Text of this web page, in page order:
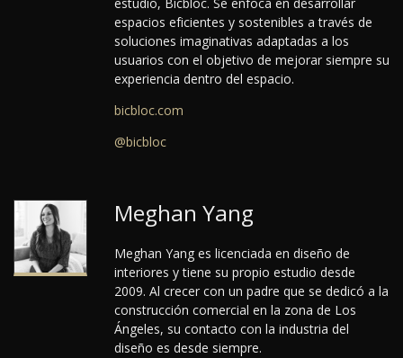
estudio, Bicbloc. Se enfoca en desarrollar
espacios eficientes y sostenibles a través de
soluciones imaginativas adaptadas a los
usuarios con el objetivo de mejorar siempre su
experiencia dentro del espacio.
bicbloc.com
@bicbloc
Meghan Yang
Meghan Yang es licenciada en diseño de
interiores y tiene su propio estudio desde
2009. Al crecer con un padre que se dedicó a la
construcción comercial en la zona de Los
Ángeles, su contacto con la industria del
diseño es desde siempre.